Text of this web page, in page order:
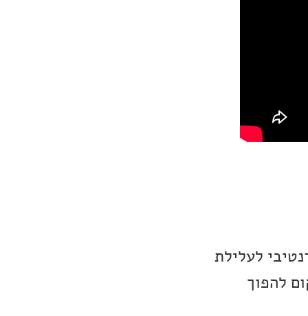
סיפור אלטרנטיבי לעלילת
להפוך